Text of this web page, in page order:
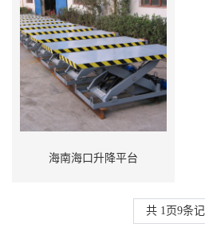
海南海口升降平台
共 1 页9条